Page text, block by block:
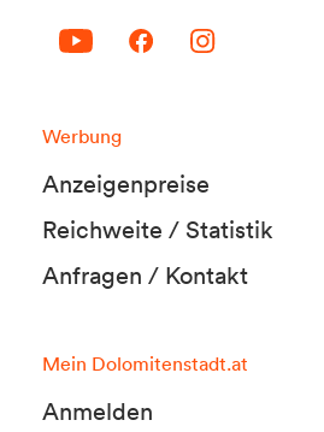
Werbung
Anzeigenpreise
Reichweite / Statistik
Anfragen / Kontakt
Mein Dolomitenstadt.at
Anmelden